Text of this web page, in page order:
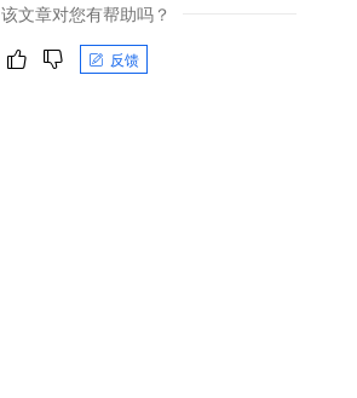
该文章对您有帮助吗？
反馈